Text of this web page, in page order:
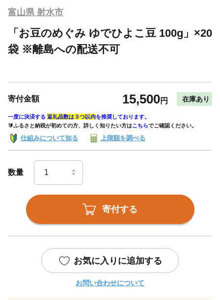
富山県 射水市
「お豆のめぐみ ゆでひよこ豆 100g」×20
袋 ※離島への配送不可
寄付金額 15,500円 在庫あり
一度に決済する 返礼品数は３つ以内を推奨しております。
🔰ふるさと納税が初めての方、詳しく知りたい方はこちらでご確認ください。
仕組みについて知る 上限額を調べる
数量
寄付する
お気に入りに追加する
お問い合わせについて